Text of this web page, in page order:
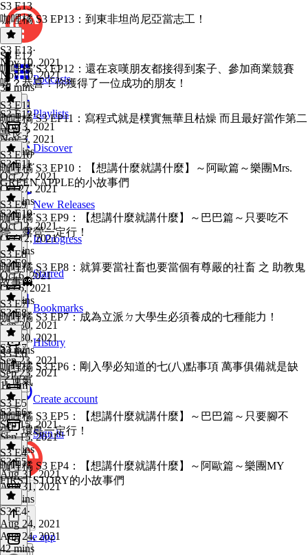
Podcasts
Playlists
Discover
New Releases
In Progress
Starred
Bookmarks
History
Create account
Sign in
Get the app
S3 E13
咖哩橘 S3 EP13：到東非坦尚尼亞當志工！
S3 E13·
Nov 10, 2021
Nov 10, 2021
38 mins
S3 E12
咖哩橘 S3 EP12：還在哀嘆朋友都接得到案子、參加商業競賽
嗎？恭喜！你獲得了一位成功的朋友！
S3 E12·
Nov 3, 2021
Nov 3, 2021
28 mins
S3 E11
咖哩橘 S3 EP11：寫程式就是樸實無華且枯燥 而且最好當作第二
專長？
S3 E11·
Oct 27, 2021
Oct 27, 2021
27 mins
S3 E10
咖哩橘 S3 EP10：【想講什麼就講什麼】～阿歐篇～樂團Mrs.
GREEN APPLE的小故事們
S3 E10·
Oct 12, 2021
Oct 12, 2021
49 mins
S3 E9
咖哩橘 S3 EP9：【想講什麼就講什麼】～巴巴篇～只要吃不
停，露營一定行！
S3 E9·
Oct 6, 2021
Oct 6, 2021
39 mins
S3 E8
咖哩橘 S3 EP8：就算要當社畜也要當個有尊嚴的社畜 之 助教鬼
故事👻
S3 E8·
Sep 30, 2021
Sep 30, 2021
33 mins
S3 E7
咖哩橘 S3 EP7：成為立派ㄉ大學生必須養成的七種能力！
S3 E7·
Sep 23, 2021
Sep 23, 2021
1h 4m
S3 E6
咖哩橘 S3 EP6：剛入學必知道的七(八)點事項 萬事俱備就是缺
了運氣
S3 E6·
Sep 15, 2021
Sep 15, 2021
40 mins
S3 E5
咖哩橘 S3 EP5：【想講什麼就講什麼】～巴巴篇～只要腳不
停，環島一定行！
S3 E5·
Aug 31, 2021
Aug 31, 2021
49 mins
S3 E4
咖哩橘 S3 EP4：【想講什麼就講什麼】～阿歐篇～樂團MY
FIRST STORY的小故事們
S3 E4·
Aug 24, 2021
Aug 24, 2021
42 mins